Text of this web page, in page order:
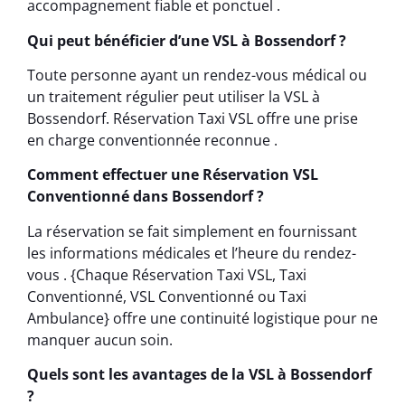
accompagnement fiable et ponctuel .
Qui peut bénéficier d’une VSL à Bossendorf ?
Toute personne ayant un rendez-vous médical ou
un traitement régulier peut utiliser la VSL à
Bossendorf. Réservation Taxi VSL offre une prise
en charge conventionnée reconnue .
Comment effectuer une Réservation VSL
Conventionné dans Bossendorf ?
La réservation se fait simplement en fournissant
les informations médicales et l’heure du rendez-
vous . {Chaque Réservation Taxi VSL, Taxi
Conventionné, VSL Conventionné ou Taxi
Ambulance} offre une continuité logistique pour ne
manquer aucun soin.
Quels sont les avantages de la VSL à Bossendorf
?